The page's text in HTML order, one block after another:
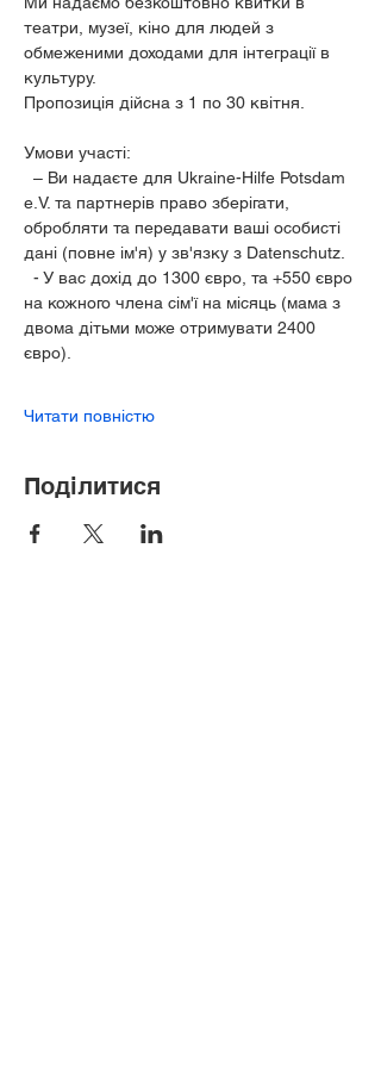
театри, музеї, кіно для людей з
обмеженими доходами для інтеграції в
культуру.
Пропозиція дійсна з 1 по 30 квітня.
Умови участі:
e.V. та партнерів право зберігати,
обробляти та передавати ваші особисті
дані (повне ім'я) у зв'язку з Datenschutz.
на кожного члена сім'ї на місяць (мама з
двома дітьми може отримувати 2400
євро).
Читати повністю
Поділитися